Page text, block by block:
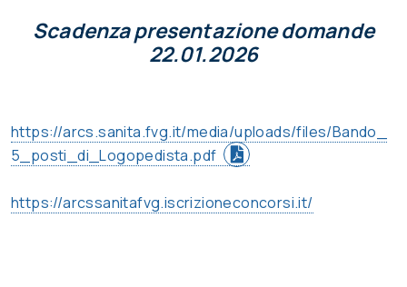
Scadenza presentazione domande
22.01.2026
https://arcs.sanita.fvg.it/media/uploads/files/Bando_
5_posti_di_Logopedista.pdf
https://arcssanitafvg.iscrizioneconcorsi.it/